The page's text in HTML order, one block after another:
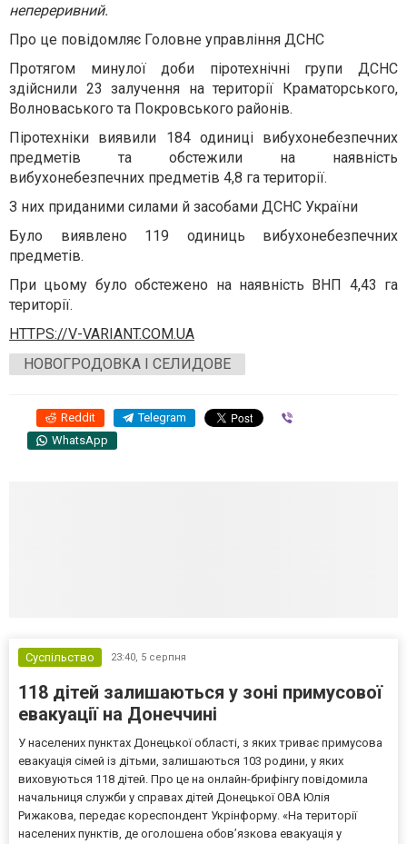
непереривний.
Про це повідомляє Головне управління ДСНС
Протягом минулої доби піротехнічні групи ДСНС
здійснили 23 залучення на території Краматорського,
Волноваського та Покровського районів.
Піротехніки виявили 184 одиниці вибухонебезпечних
предметів та обстежили на наявність
вибухонебезпечних предметів 4,8 га території.
З них приданими силами й засобами ДСНС України
Було виявлено 119 одиниць вибухонебезпечних
предметів.
При цьому було обстежено на наявність ВНП 4,43 га
території.
HTTPS://V-VARIANT.COM.UA
НОВОГРОДОВКА І СЕЛИДОВЕ
Reddit Telegram
WhatsApp
Суспільство 23:40, 5 серпня
118 дітей залишаються у зоні примусової
евакуації на Донеччині
У населених пунктах Донецької області, з яких триває примусова
евакуація сімей із дітьми, залишаються 103 родини, у яких
виховуються 118 дітей. Про це на онлайн-брифінгу повідомила
начальниця служби у справах дітей Донецької ОВА Юлія
Рижакова, передає кореспондент Укрінформу. «На території
населених пунктів, де оголошена обов’язкова евакуація у